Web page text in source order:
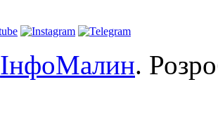
ІнфоМалин.